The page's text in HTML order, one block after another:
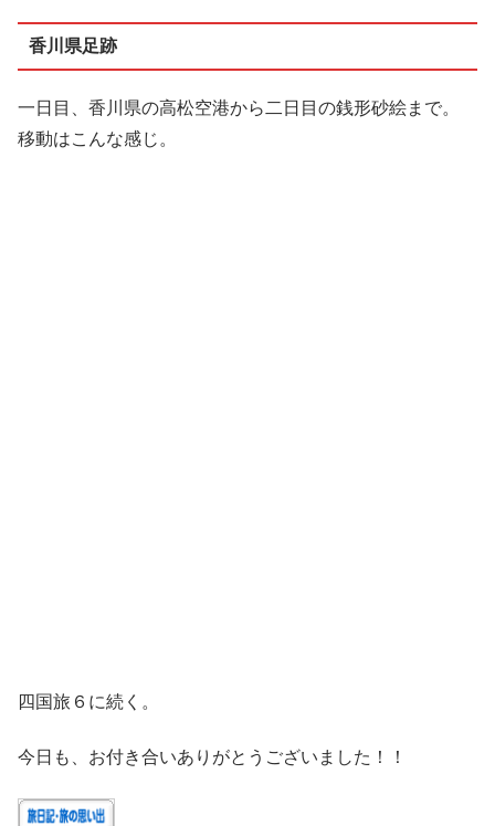
香川県足跡
一日目、香川県の高松空港から二日目の銭形砂絵まで。
移動はこんな感じ。
四国旅６に続く。
今日も、お付き合いありがとうございました！！